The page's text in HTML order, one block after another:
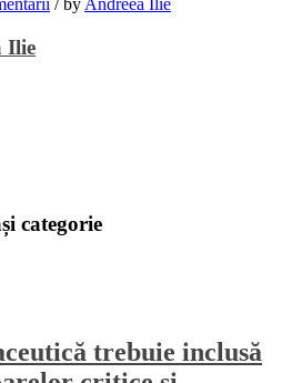
Ilie
categorie
trebuie inclusă